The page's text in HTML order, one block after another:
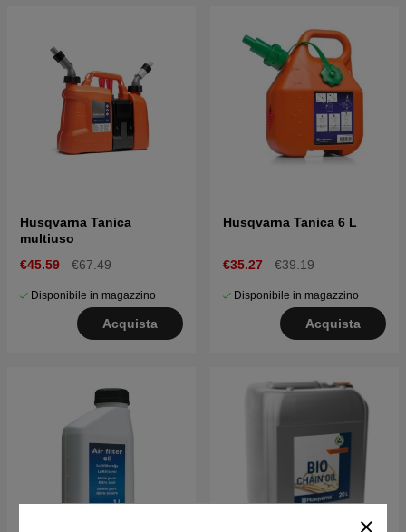
Husqvarna Tanica
multiuso
€45.59
€67.49
Disponibile in magazzino
Acquista
Husqvarna Tanica 6 L
€35.27 €39.19
Disponibile in magazzino
Acquista